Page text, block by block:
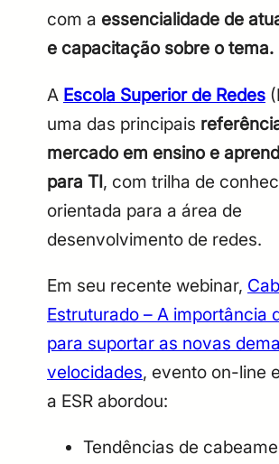
com a essencialidade de
e capacitação sobre o tema.
A Escola Superior de Redes
uma das principais
mercado em ensino e
para TI, com trilha de
orientada para a área de
desenvolvimento de redes.
Em seu recente webinar,
Estruturado – A importância
para suportar as novas
velocidades, evento on-line
a ESR abordou:
Tendências de